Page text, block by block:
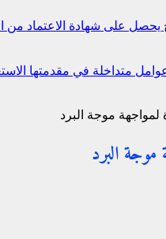
يحصل على شهادة الاعتماد
عوامل متداخلة في مقدمتها